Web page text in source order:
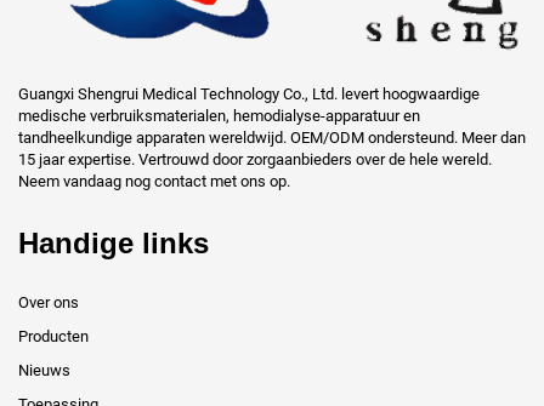
Guangxi Shengrui Medical Technology Co., Ltd. levert hoogwaardige
medische verbruiksmaterialen, hemodialyse-apparatuur en
tandheelkundige apparaten wereldwijd. OEM/ODM ondersteund. Meer dan
15 jaar expertise. Vertrouwd door zorgaanbieders over de hele wereld.
Neem vandaag nog contact met ons op.
Handige links
Over ons
Producten
Nieuws